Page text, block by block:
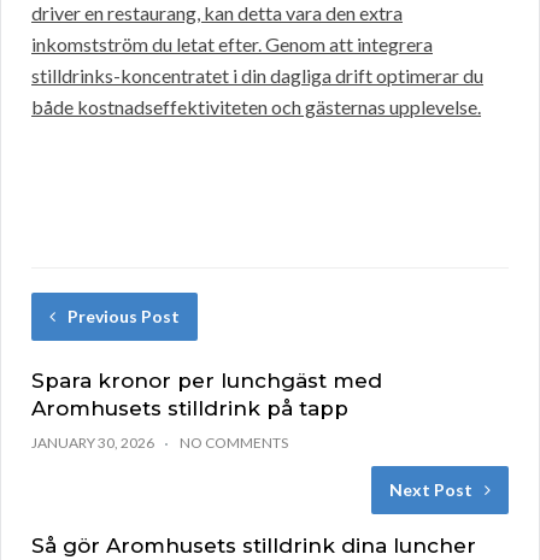
driver en restaurang, kan detta vara den extra
inkomstström du letat efter. Genom att integrera
stilldrinks-koncentratet i din dagliga drift optimerar du
både kostnadseffektiviteten och gästernas upplevelse.
Previous Post
Spara kronor per lunchgäst med
Aromhusets stilldrink på tapp
JANUARY 30, 2026 NO COMMENTS
Next Post
Så gör Aromhusets stilldrink dina luncher